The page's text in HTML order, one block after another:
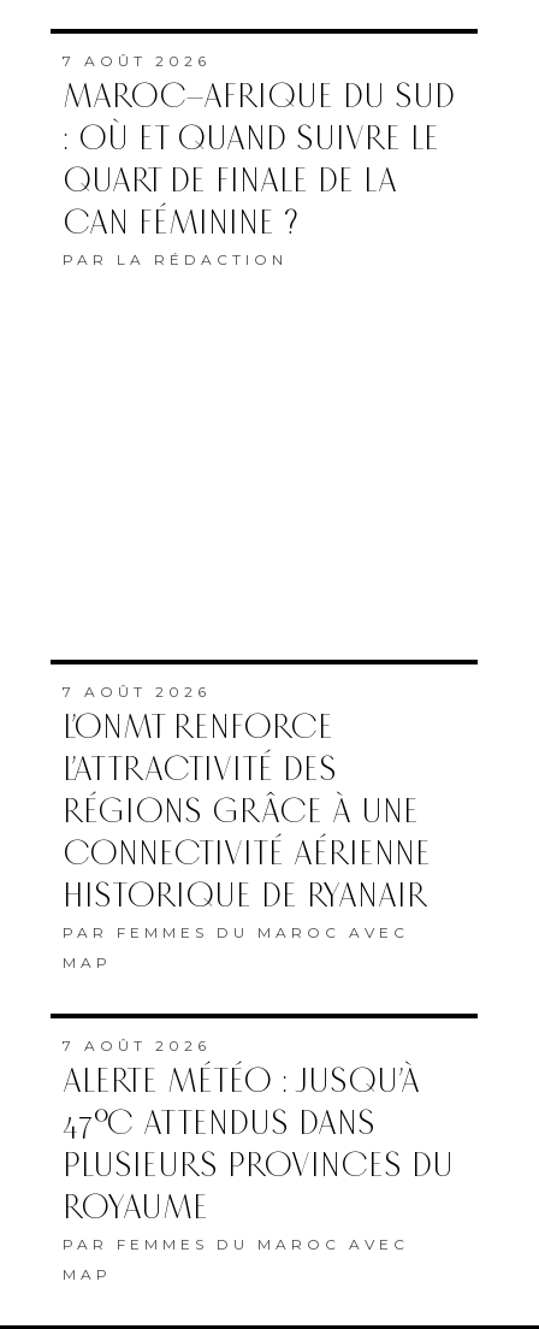
7 AOÛT 2026
MAROC–AFRIQUE DU SUD
: OÙ ET QUAND SUIVRE LE
QUART DE FINALE DE LA
CAN FÉMININE ?
PAR LA RÉDACTION
7 AOÛT 2026
L’ONMT RENFORCE
L’ATTRACTIVITÉ DES
RÉGIONS GRÂCE À UNE
CONNECTIVITÉ AÉRIENNE
HISTORIQUE DE RYANAIR
PAR FEMMES DU MAROC AVEC
MAP
7 AOÛT 2026
ALERTE MÉTÉO : JUSQU’À
47°C ATTENDUS DANS
PLUSIEURS PROVINCES DU
ROYAUME
PAR FEMMES DU MAROC AVEC
MAP